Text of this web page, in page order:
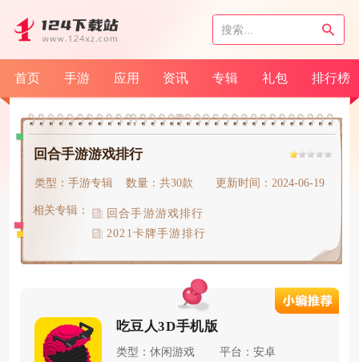
首页 手游 应用 资讯 专辑 礼包 排行榜
回合手游游戏排行
类型：手游专辑 数量：共30款 更新时间：2024-06-19
相关专辑：
回合手游游戏排行
2021卡牌手游排行
吃豆人3D手机版
类型：休闲游戏
平台：安卓